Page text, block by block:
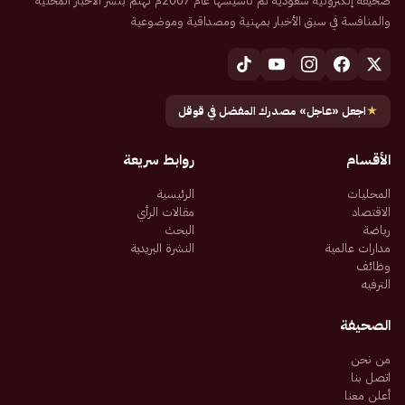
والمنافسة في سبق الأخبار بمهنية ومصداقية وموضوعية
★اجعل «عاجل» مصدرك المفضل في قوقل
الأقسام
المحليات
الاقتصاد
رياضة
مدارات عالمية
وظائف
الترفيه
روابط سريعة
الرئيسية
مقالات الرأي
البحث
النشرة البريدية
الصحيفة
من نحن
اتصل بنا
أعلن معنا